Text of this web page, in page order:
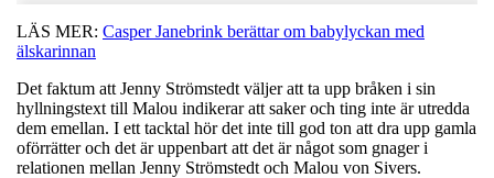
LÄS MER: Casper Janebrink berättar om babylyckan med
älskarinnan
Det faktum att Jenny Strömstedt väljer att ta upp bråken i sin
hyllningstext till Malou indikerar att saker och ting inte är utredda
dem emellan. I ett tacktal hör det inte till god ton att dra upp gamla
oförrätter och det är uppenbart att det är något som gnager i
relationen mellan Jenny Strömstedt och Malou von Sivers.